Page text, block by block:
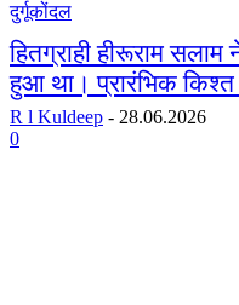
दुर्गूकोंदल
हितग्राही हीरूराम
हुआ था। प्रारंभिक किश्त
R l Kuldeep - 28.06.2026
0